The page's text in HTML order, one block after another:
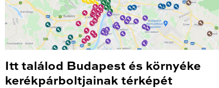
Itt találod Budapest és környéke
kerékpárboltjainak térképét